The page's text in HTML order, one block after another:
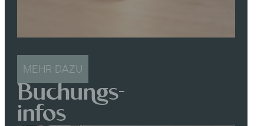
MEHR DAZU
Buchungs-
infos